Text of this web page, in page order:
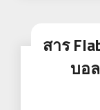
สาร
บอ